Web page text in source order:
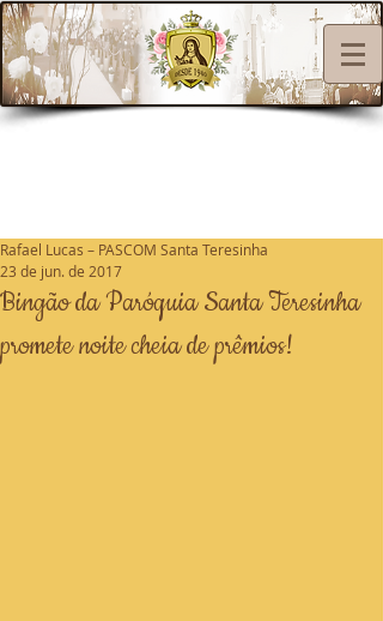
Bingão da Paróquia Santa Teresinha
promete noite cheia de prêmios!
Rafael Lucas – PASCOM Santa Teresinha
23 de jun. de 2017